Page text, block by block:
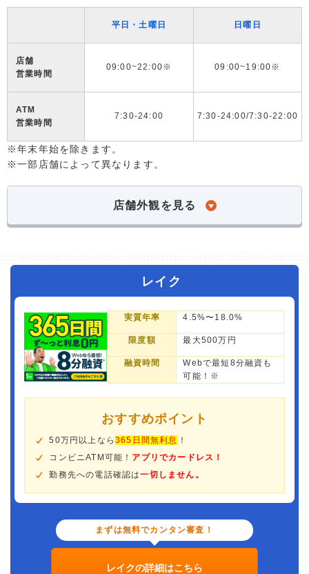
平日・土曜日 日曜日
店舗
営業時間
09:00~22:00※ 09:00~19:00※
ATM
営業時間
7:30-24:00 7:30-24:00/7:30-22:00
※年末年始を除きます。
※一部店舗によって異なります。
店舗外観を見る
レイク
実質年率 4.5%〜18.0%
限度額 最大500万円
融資時間
Webで最短8分融資も
可能！※
おすすめポイント
50万円以上なら365日間無利息 ！
コンビニATM可能！ アプリでカードレス！
勤務先への電話確認は一切しません。
まずは無料でカンタン審査！
レイクの詳細はこちら